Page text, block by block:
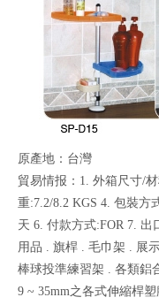
原產地：台灣
貿易情报：1. 外箱尺寸/
重:7.2/8.2 KGS 4. 包裝方
天 6. 付款方式:FOR 7.
用品 . 旗桿 . 毛巾架 . 展
棒球投準練習架 . 各類鋁
9 ~ 35mm之各式伸縮桿